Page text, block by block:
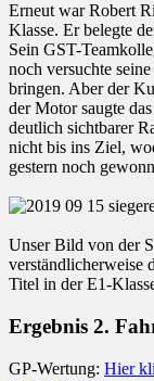
Erneut war Robert
Klasse. Er belegte
Sein GST-
noch versuchte
bringen. Aber der
der Motor saugte
deutlich sichtbarer
nicht bis ins Ziel,
gestern noch
Unser Bild von der
verständlicherweise
Titel in der E1-
Ergebnis 2.
GP-Wertung: Hier